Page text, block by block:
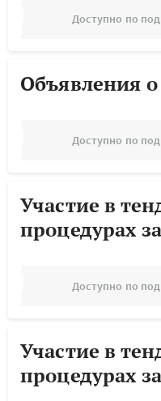
Доступно по
Объявления о
Доступно по
Участие в
процедурах
Доступно по
Участие в
процедурах